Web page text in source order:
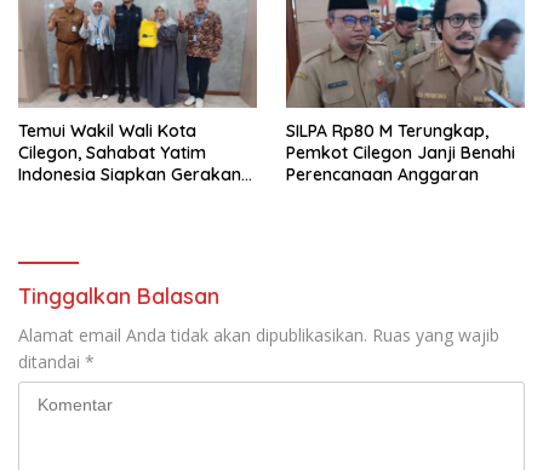
Temui Wakil Wali Kota
Cilegon, Sahabat Yatim
Indonesia Siapkan Gerakan
SILPA Rp80 M Terungkap,
Pemkot Cilegon Janji Benahi
Perencanaan Anggaran
Tinggalkan Balasan
Alamat email Anda tidak akan dipublikasikan. Ruas yang wajib
ditandai *